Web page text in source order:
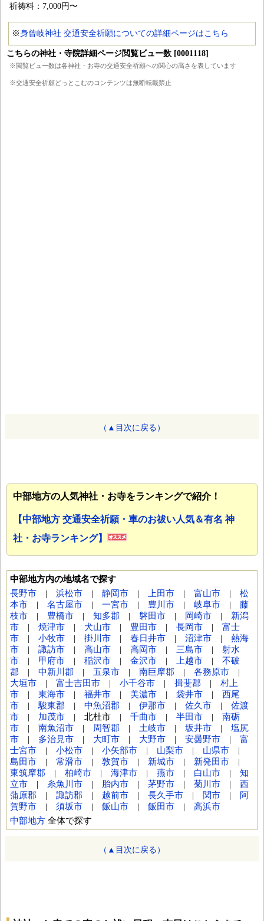
祈祷料：7,000円〜
※身曾岐神社 交通安全祈願についての詳細ページはこちら
こちらの神社・寺院詳細ページ閲覧ビュー数 [0001118]
※閲覧ビュー数は各神社・お寺の交通安全祈願への関心の高さを表しています
※交通安全祈願どっとこむのコンテンツは無断転載禁止
（▲目次に戻る）
中部地方の人気神社・お寺をランキングで紹介！
【中部地方 交通安全祈願・車のお祓い人気＆有名 神
社・お寺ランキング】
中部地方内の地域名で探す
長野市 | 浜松市 | 静岡市 | 上田市 | 富山市 | 松
本市 | 名古屋市 | 一宮市 | 豊川市 | 岐阜市 | 藤
枝市 | 豊橋市 | 知多郡 | 磐田市 | 岡崎市 | 新潟
市 | 焼津市 | 犬山市 | 豊田市 | 長岡市 | 富士
市 | 小牧市 | 掛川市 | 春日井市 | 沼津市 | 熱海
市 | 諏訪市 | 高山市 | 高岡市 | 三島市 | 射水
市 | 甲府市 | 稲沢市 | 金沢市 | 上越市 | 不破
郡 | 中新川郡 | 五泉市 | 南巨摩郡 | 各務原市 |
大垣市 | 富士吉田市 | 小千谷市 | 揖斐郡 | 村上
市 | 東海市 | 福井市 | 美濃市 | 袋井市 | 西尾
市 | 駿東郡 | 中魚沼郡 | 伊那市 | 佐久市 | 佐渡
市 | 加茂市 | 北杜市 | 千曲市 | 半田市 | 南砺
市 | 南魚沼市 | 周智郡 | 土岐市 | 坂井市 | 塩尻
市 | 多治見市 | 大町市 | 大野市 | 安曇野市 | 富
士宮市 | 小松市 | 小矢部市 | 山梨市 | 山県市 |
島田市 | 常滑市 | 敦賀市 | 新城市 | 新発田市 |
東筑摩郡 | 柏崎市 | 海津市 | 燕市 | 白山市 | 知
立市 | 糸魚川市 | 胎内市 | 茅野市 | 菊川市 | 西
蒲原郡 | 諏訪郡 | 越前市 | 長久手市 | 関市 |
阿
賀野市 | 須坂市 | 飯山市 | 飯田市 | 高浜市
中部地方 全体で探す
（▲目次に戻る）